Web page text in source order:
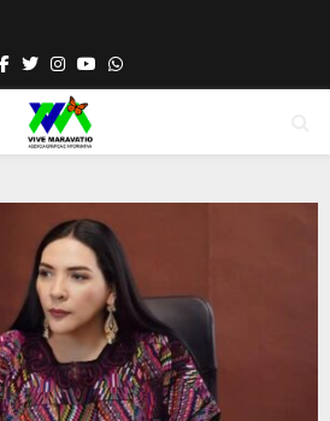
Facebook
TwitterInstagram
YoutubeWhatsapp